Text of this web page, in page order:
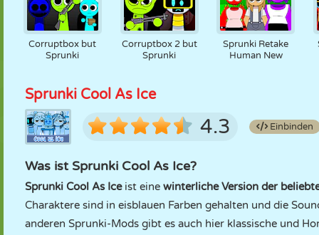
Corruptbox but
Sprunki
Corruptbox 2 but
Sprunki
Sprunki Retake
Human New
Sprunki Cool As Ice
4.3 Einbinden
Was ist Sprunki Cool As Ice?
Sprunki Cool As Iceist eine winterliche Version der
Charaktere sind in eisblauen Farben gehalten und die
anderen Sprunki-Mods gibt es auch hier klassische und